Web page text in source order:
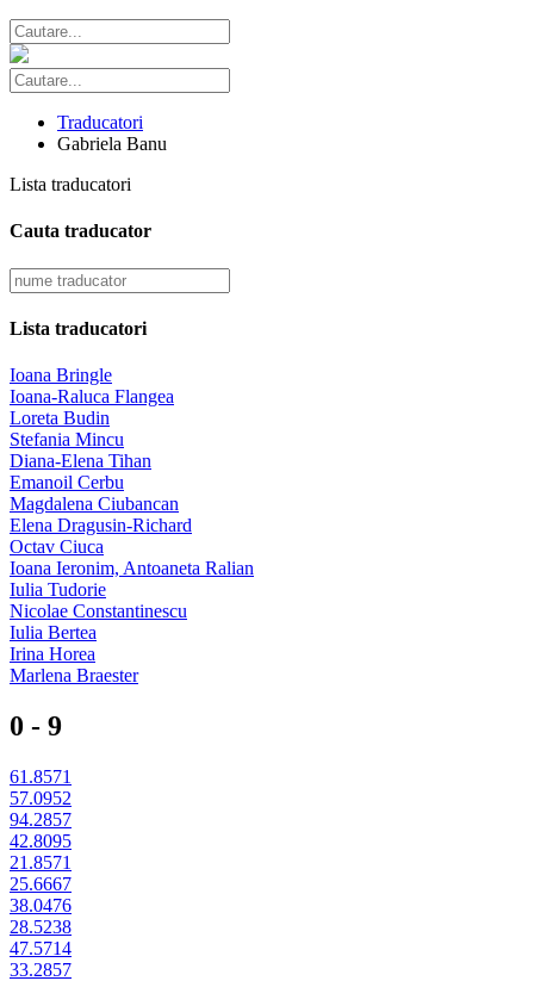
Traducatori
Gabriela Banu
Lista traducatori
Cauta traducator
Lista traducatori
Ioana Bringle
Ioana-Raluca Flangea
Loreta Budin
Stefania Mincu
Diana-Elena Tihan
Emanoil Cerbu
Magdalena Ciubancan
Elena Dragusin-Richard
Octav Ciuca
Ioana Ieronim, Antoaneta Ralian
Iulia Tudorie
Nicolae Constantinescu
Iulia Bertea
Irina Horea
Marlena Braester
0 - 9
61.8571
57.0952
94.2857
42.8095
21.8571
25.6667
38.0476
28.5238
47.5714
33.2857